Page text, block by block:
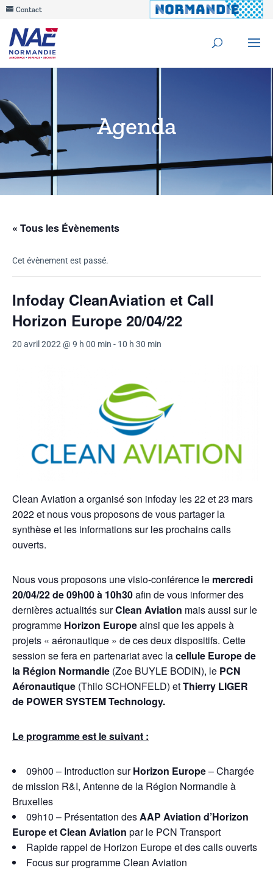
Contact
Agenda
« Tous les Évènements
Cet évènement est passé.
Infoday CleanAviation et Call
Horizon Europe 20/04/22
20 avril 2022 @ 9 h 00 min - 10 h 30 min
Clean Aviation a organisé son infoday les 22 et 23 mars
2022 et nous vous proposons de vous partager la
synthèse et les informations sur les prochains calls
ouverts.
Nous vous proposons une visio-conférence le mercredi
20/04/22 de 09h00 à 10h30afin de vous informer des
dernières actualités surClean Aviation mais aussi sur le
programme Horizon Europeainsi que les appels à
projets « aéronautique » de ces deux dispositifs. Cette
session se fera en partenariat avec lacellule Europe de
la Région Normandie (Zoe BUYLE BODIN), le PCN
Aéronautique (Thilo SCHONFELD) etThierry LIGER
de POWER SYSTEM Technology.
Le programme est le suivant :
09h00 – Introduction surHorizon Europe– Chargée
de mission R&I, Antenne de la Région Normandie à
Bruxelles
09h10 – Présentation desAAP Aviation d’Horizon
Europe et Clean Aviation par le PCN Transport
Rapide rappel de Horizon Europe et des calls ouverts
Focus sur programme Clean Aviation